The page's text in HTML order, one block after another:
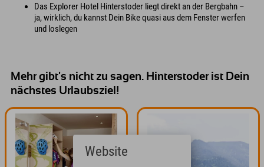
Das Explorer Hotel Hinterstoder liegt direkt an der Bergbahn –
ja, wirklich, du kannst Dein Bike quasi aus dem Fenster werfen
und loslegen
Mehr gibt's nicht zu sagen. Hinterstoder ist Dein
nächstes Urlaubsziel!
Website